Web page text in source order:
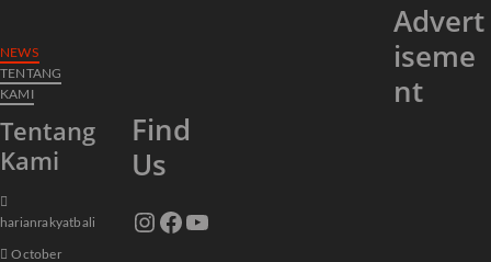
NEWS
TENTANG
KAMI
Tentang
Kami
harianrakyatbali
October
Find
Us
Instagram
Facebook
YouTube
Advert
iseme
nt